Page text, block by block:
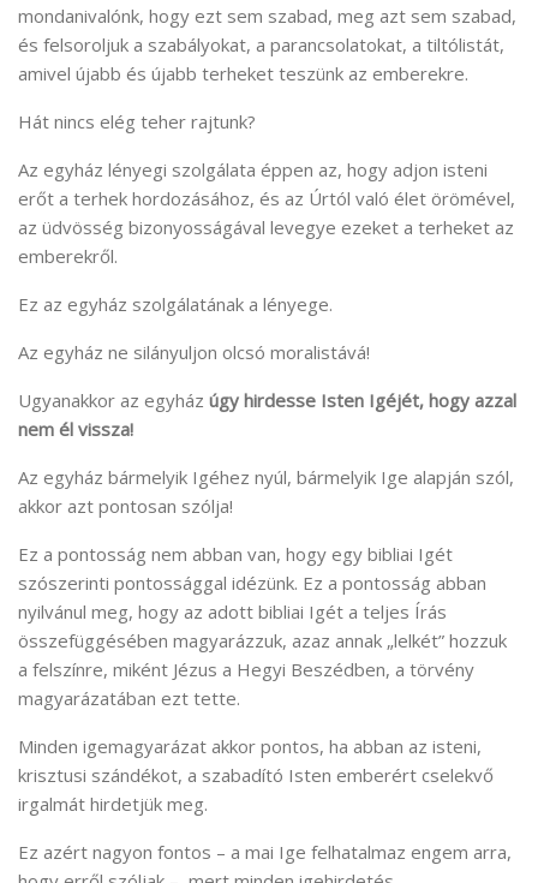
mondanivalónk, hogy ezt sem szabad, meg azt sem szabad,
és felsoroljuk a szabályokat, a parancsolatokat, a tiltólistát,
amivel újabb és újabb terheket teszünk az emberekre.
Hát nincs elég teher rajtunk?
Az egyház lényegi szolgálata éppen az, hogy adjon isteni
erőt a terhek hordozásához, és az Úrtól való élet örömével,
az üdvösség bizonyosságával levegye ezeket a terheket az
emberekről.
Ez az egyház szolgálatának a lényege.
Az egyház ne silányuljon olcsó moralistává!
Ugyanakkor az egyház úgy hirdesse Isten Igéjét, hogy azzal
nem él vissza!
Az egyház bármelyik Igéhez nyúl, bármelyik Ige alapján szól,
akkor azt pontosan szólja!
Ez a pontosság nem abban van, hogy egy bibliai Igét
szószerinti pontossággal idézünk. Ez a pontosság abban
nyilvánul meg, hogy az adott bibliai Igét a teljes Írás
összefüggésében magyarázzuk, azaz annak „lelkét” hozzuk
a felszínre, miként Jézus a Hegyi Beszédben, a törvény
magyarázatában ezt tette.
Minden igemagyarázat akkor pontos, ha abban az isteni,
krisztusi szándékot, a szabadító Isten emberért cselekvő
irgalmát hirdetjük meg.
Ez azért nagyon fontos – a mai Ige felhatalmaz engem arra,